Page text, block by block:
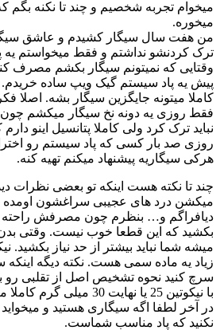
میخوام تجربه شخصیم و چند تا نکنه بگم
میخوره.
من هفت سال سیگار کشیدم و عاشق
ترک کردنشو نداشتم و فقط میخواستم یه
وقتایی که نمیتونم سیگار بکشم مصرف
پیش یه پاد سیستم گیک ویپ ساده
کاملا میتونه جایگزین سیگار بشه. اصلا
فقط روزی یه دونه نخ سیگار میکشم چون
نباید ترک کرد ولی کاملا پتانسیل اینو
روزی صد بار کسی که پاد سیستم رو
هرکی سیگاریه پیشنهاد میکنم تهیه کنه.
چند تا نکته هست اینکه تو بعضی نظرات
میکشن درد های عجیبی سراغشون اومده
دیافراگم و… بنظرم چون مصرفش راحته
بکشید که این قطعا خوب نیست. وقتی بدن
میشه شما نباید بیشتر از حد نیاز بکشید.
زیاد یه ماده سمی هست. نکته دیگه اینکه
سرچ کنید نحوه تشخیص اصل از تقلبی
با نیکوتین 25 یا نهایت 30 میلی گرم کاملا مناسبه.
در آخر لطفا اگه سیگاری هستید و
نکنید که پاد مناسب شماست.